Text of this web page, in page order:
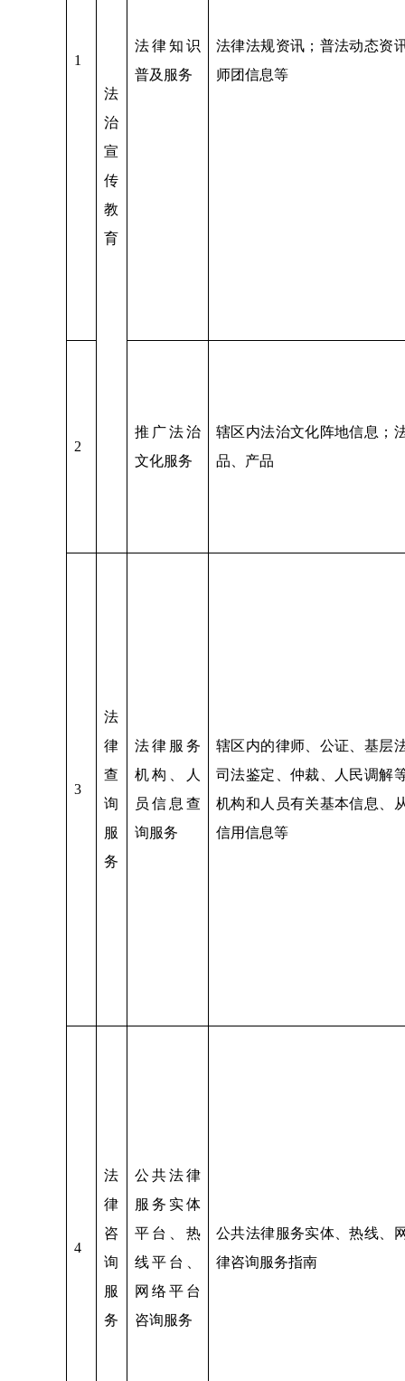
1
法
治
宣
传
教
育
法律知识
普及服务
法律法规资讯；普法动态资
师团信息等
2
推广法治
文化服务
辖区内法治文化阵地信息；
品、产品
3
法
律
查
询
服
务
法律服务
机构、人
员信息查
询服务
辖区内的律师、公证、基层
司法鉴定、仲裁、人民调解
机构和人员有关基本信息、
信用信息等
4
法
律
咨
询
服
务
公共法律
服务实体
平台、热
线平台、
网络平台
咨询服务
公共法律服务实体、热线、
律咨询服务指南